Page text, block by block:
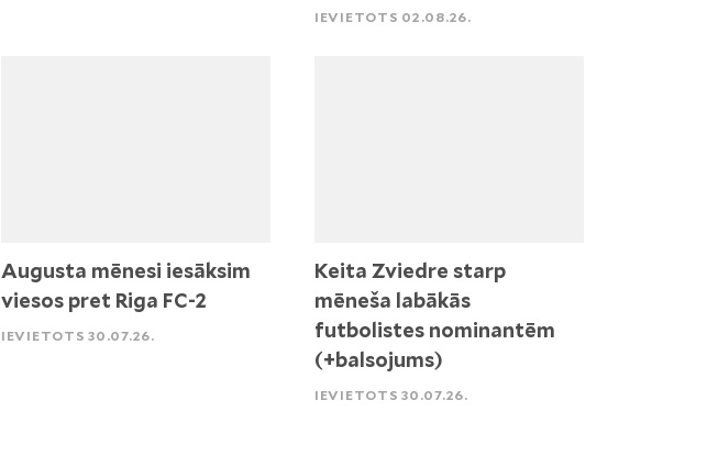
IEVIETOTS 02.08.26.
Augusta mēnesi iesāksim
viesos pret Riga FC-2
IEVIETOTS 30.07.26.
Keita Zviedre starp
mēneša labākās
futbolistes nominantēm
(+balsojums)
IEVIETOTS 30.07.26.